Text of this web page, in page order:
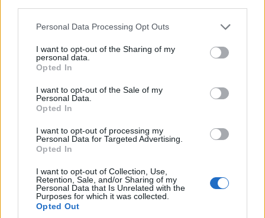
Please note that this website/app uses one or more Google
not limited to your visit or usage behaviour. You may click to
grant or deny consent to Google and its third-party tags to
use your data for below specified purposes in below Google
consent section.
Personal Data Processing Opt Outs
I want to opt-out of the Sharing of my
personal data.
Opted In
I want to opt-out of the Sale of my
Personal Data.
Opted In
I want to opt-out of processing my
Personal Data for Targeted Advertising.
Opted In
I want to opt-out of Collection, Use,
Retention, Sale, and/or Sharing of my
Personal Data that Is Unrelated with the
Purposes for which it was collected.
Opted Out
chiuderà, come la precedente, con il dj set
diDj Cris, alla consolle a partire dalla
mezzanotte circa.
festival
La giornata conclusiva di questo prologo di
giugno del trentanovesimo Time in Jazz –
domenica 21, solstizio d’estate – si aprirà
mezzogiorno con Mario Ganau
suo“Miniatures”, altro progetto ospitato
dal centro di produzione musicale